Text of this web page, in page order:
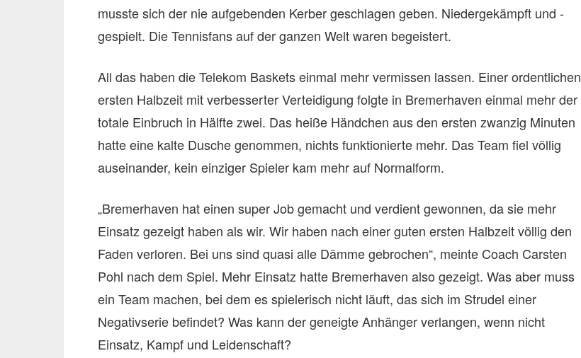
musste sich der nie aufgebenden Kerber geschlagen geben. Niedergekämpft und -
gespielt. Die Tennisfans auf der ganzen Welt waren begeistert.
All das haben die Telekom Baskets einmal mehr vermissen lassen. Einer ordentlichen
ersten Halbzeit mit verbesserter Verteidigung folgte in Bremerhaven einmal mehr der
totale Einbruch in Hälfte zwei. Das heiße Händchen aus den ersten zwanzig Minuten
hatte eine kalte Dusche genommen, nichts funktionierte mehr. Das Team fiel völlig
auseinander, kein einziger Spieler kam mehr auf Normalform.
„Bremerhaven hat einen super Job gemacht und verdient gewonnen, da sie mehr
Einsatz gezeigt haben als wir. Wir haben nach einer guten ersten Halbzeit völlig den
Faden verloren. Bei uns sind quasi alle Dämme gebrochen“, meinte Coach Carsten
Pohl nach dem Spiel. Mehr Einsatz hatte Bremerhaven also gezeigt. Was aber muss
ein Team machen, bei dem es spielerisch nicht läuft, das sich im Strudel einer
Negativserie befindet? Was kann der geneigte Anhänger verlangen, wenn nicht
Einsatz, Kampf und Leidenschaft?